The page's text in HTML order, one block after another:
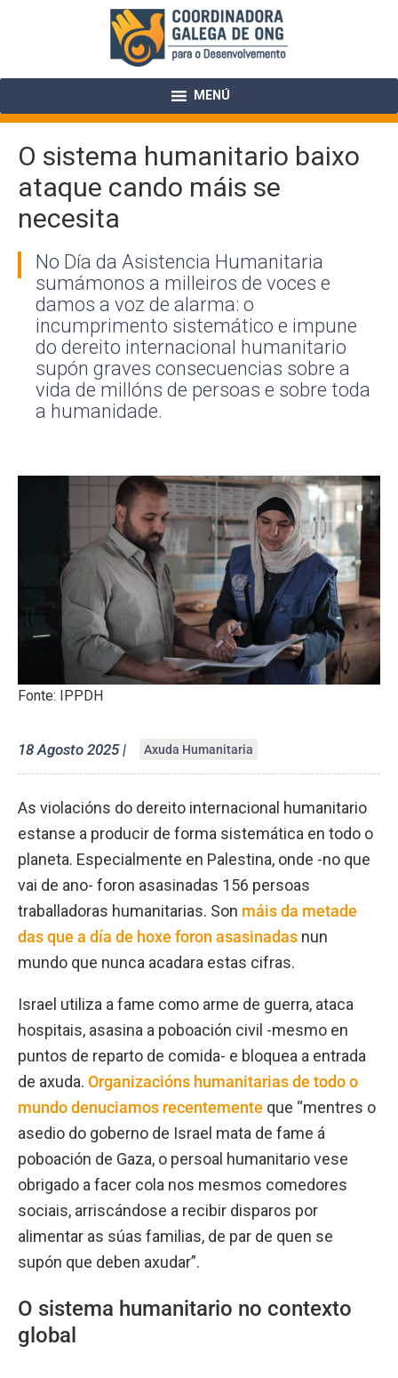
MENÚ
O sistema humanitario baixo
ataque cando máis se
necesita
No Día da Asistencia Humanitaria
sumámonos a milleiros de voces e
damos a voz de alarma: o
incumprimento sistemático e impune
do dereito internacional humanitario
supón graves consecuencias sobre a
vida de millóns de persoas e sobre toda
a humanidade.
Fonte: IPPDH
18 Agosto 2025 | Axuda Humanitaria
As violacións do dereito internacional humanitario
estanse a producir de forma sistemática en todo o
planeta. Especialmente en Palestina, onde -no que
vai de ano- foron asasinadas 156 persoas
traballadoras humanitarias. Son máis da metade
das que a día de hoxe foron asasinadas nun
mundo que nunca acadara estas cifras.
Israel utiliza a fame como arme de guerra, ataca
hospitais, asasina a poboación civil -mesmo en
puntos de reparto de comida- e bloquea a entrada
de axuda. Organizacións humanitarias de todo o
mundo denuciamos recentemente que “mentres o
asedio do goberno de Israel mata de fame á
poboación de Gaza, o persoal humanitario vese
obrigado a facer cola nos mesmos comedores
sociais, arriscándose a recibir disparos por
alimentar as súas familias, de par de quen se
supón que deben axudar”.
O sistema humanitario no contexto
global